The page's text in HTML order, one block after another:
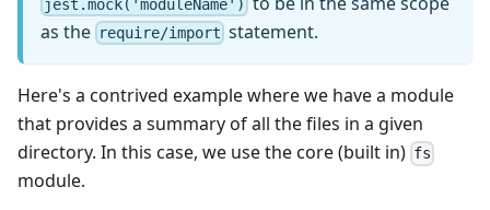
jest.mock('moduleName')
as the require/import statement.
Here's a contrived example where we have a module
that provides a summary of all the files in a given
directory. In this case, we use the core (built in) fs
module.